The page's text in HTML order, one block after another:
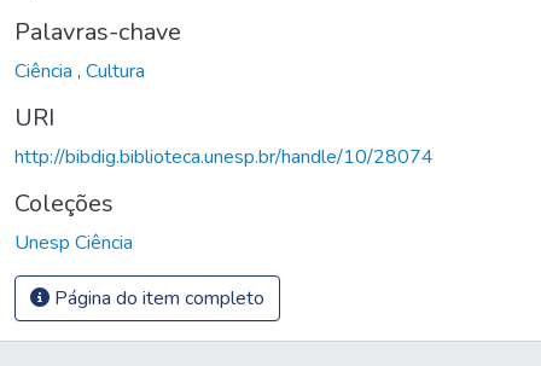
Palavras-chave
Ciência , Cultura
URI
http://bibdig.biblioteca.unesp.br/handle/10/28074
Coleções
Unesp Ciência
Página do item completo